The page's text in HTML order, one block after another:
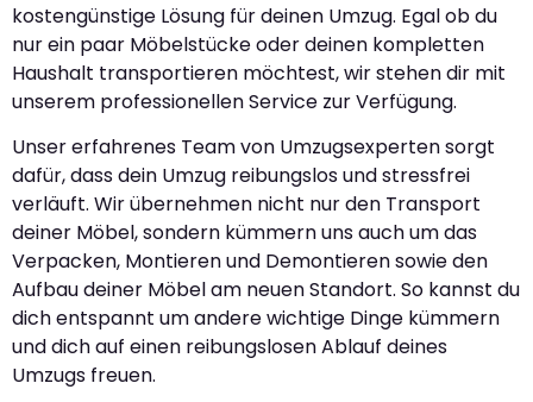
kostengünstige Lösung für deinen Umzug. Egal ob du
nur ein paar Möbelstücke oder deinen kompletten
Haushalt transportieren möchtest, wir stehen dir mit
unserem professionellen Service zur Verfügung.
Unser erfahrenes Team von Umzugsexperten sorgt
dafür, dass dein Umzug reibungslos und stressfrei
verläuft. Wir übernehmen nicht nur den Transport
deiner Möbel, sondern kümmern uns auch um das
Verpacken, Montieren und Demontieren sowie den
Aufbau deiner Möbel am neuen Standort. So kannst du
dich entspannt um andere wichtige Dinge kümmern
und dich auf einen reibungslosen Ablauf deines
Umzugs freuen.